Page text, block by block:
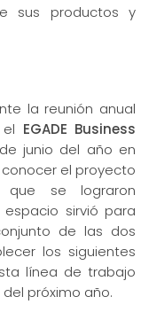
sus productos y
la reunión anual
EGADE Business
junio del año en
el proyecto
se lograron
sirvió para
de las dos
los siguientes
línea de trabajo
próximo año.